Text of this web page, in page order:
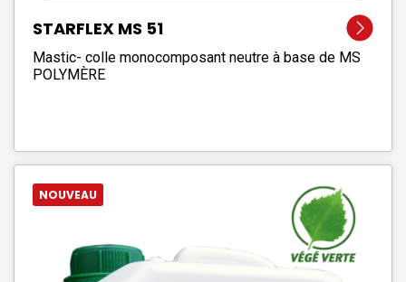
STARFLEX MS 51
Mastic- colle monocomposant neutre à base de MS
POLYMÈRE
NOUVEAU